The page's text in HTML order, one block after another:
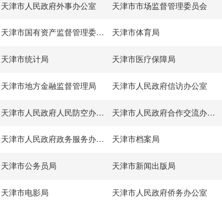
天津市人民政府外事办公室 天津市市场监督管理委员会
天津市国有资产监督管理委员会 天津市体育局
天津市统计局 天津市医疗保障局
天津市地方金融监督管理局 天津市人民政府信访办公室
天津市人民政府人民防空办公室 天津市人民政府合作交流办公室
天津市人民政府政务服务办公室 天津市档案局
天津市公务员局 天津市新闻出版局
天津市电影局 天津市人民政府侨务办公室